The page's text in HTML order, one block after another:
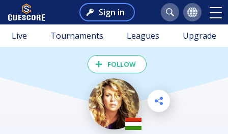
Sign in
Live Tournaments Leagues Upgrade
FOLLOW